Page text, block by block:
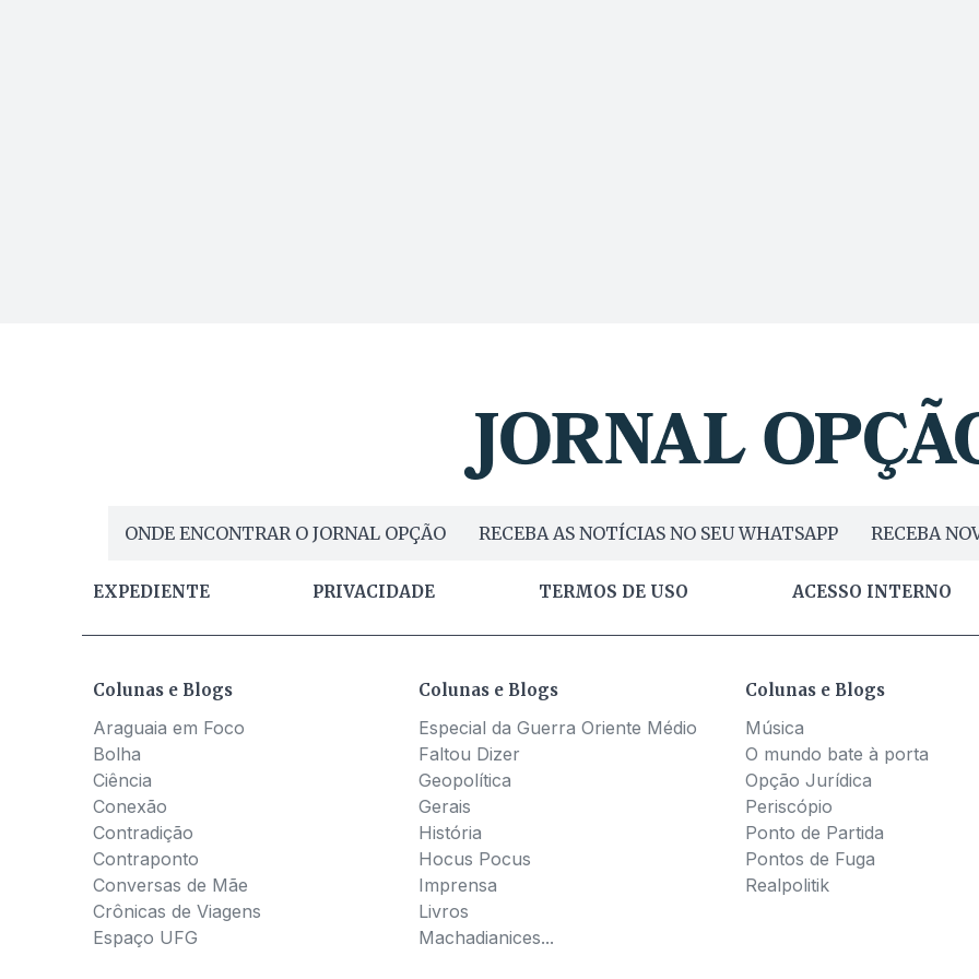
ONDE ENCONTRAR O JORNAL OPÇÃO RECEBA AS NOTÍCIAS NO SEU WHATSAPP RECEBA
EXPEDIENTE PRIVACIDADE TERMOS DE USO ACESSO INTERNO
Colunas e Blogs
Araguaia em Foco
Bolha
Ciência
Conexão
Contradição
Contraponto
Conversas de Mãe
Crônicas de Viagens
Espaço UFG
Colunas e Blogs
Especial da Guerra Oriente Médio
Faltou Dizer
Geopolítica
Gerais
História
Hocus Pocus
Imprensa
Livros
Machadianices...
Colunas e Blogs
Música
O mundo bate à porta
Opção Jurídica
Periscópio
Ponto de Partida
Pontos de Fuga
Realpolitik